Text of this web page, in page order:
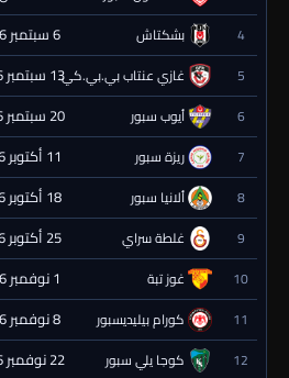
4 بشكتاش 6 سبتمبر 2026 - 20:00
5 غازي عنتاب بي.بي.كي.13 سبتمبر 2026 - 20:00
6 أيوب سبور 20 سبتمبر 2026 - 20:00
7 ريزة سبور 11 أكتوبر 2026 - 20:00
8 ألانيا سبور 18 أكتوبر 2026 - 20:00
9 غلطة سراي 25 أكتوبر 2026 - 20:00
10 غوز تبة 1 نوفمبر 2026 - 19:00
11 كورام بيليديسبور 8 نوفمبر 2026 - 19:00
12 كوجا يلي سبور 22 نوفمبر 2026 - 19:00